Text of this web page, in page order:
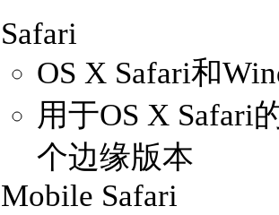
Safari
OS X Safari和
用于OS X Safari
个边缘版本
Mobile Safari